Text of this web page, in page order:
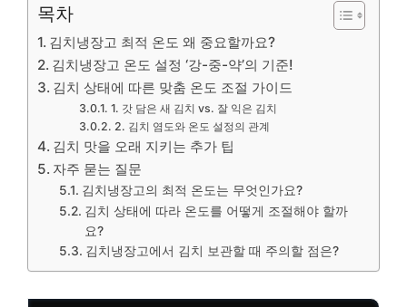
목차
김치냉장고 최적 온도 왜 중요할까요?
김치냉장고 온도 설정 ‘강-중-약’의 기준!
김치 상태에 따른 맞춤 온도 조절 가이드
1. 갓 담은 새 김치 vs. 잘 익은 김치
2. 김치 염도와 온도 설정의 관계
김치 맛을 오래 지키는 추가 팁
자주 묻는 질문
김치냉장고의 최적 온도는 무엇인가요?
김치 상태에 따라 온도를 어떻게 조절해야 할까
요?
김치냉장고에서 김치 보관할 때 주의할 점은?